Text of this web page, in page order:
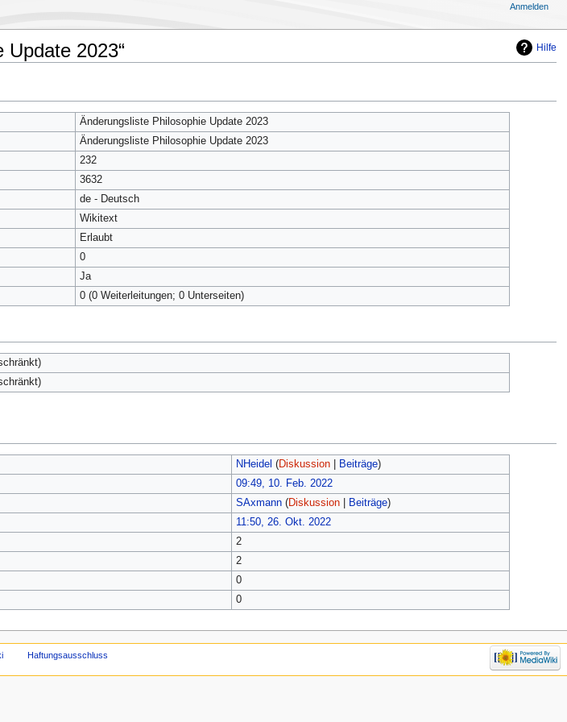
Hilfe
Update 2023“
Änderungsliste Philosophie Update 2023
Änderungsliste Philosophie Update 2023
232
3632
de - Deutsch
Wikitext
Erlaubt
0
Ja
0 (0 Weiterleitungen; 0 Unterseiten)
NHeidel (Diskussion| Beiträge)
09:49, 10. Feb. 2022
SAxmann (Diskussion| Beiträge)
11:50, 26. Okt. 2022
2
2
0
0
Anmelden
Haftungsausschluss